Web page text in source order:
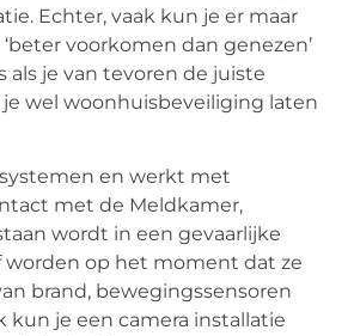
Echter, vaak kun je er maar
voorkomen dan genezen’
als je van tevoren de juiste
wel woonhuisbeveiliging laten
en werkt met
met de Meldkamer,
wordt in een gevaarlijke
op het moment dat ze
brand, bewegingssensoren
kun je een camera installatie